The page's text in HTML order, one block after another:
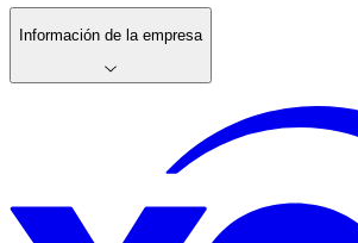
Información de la empresa